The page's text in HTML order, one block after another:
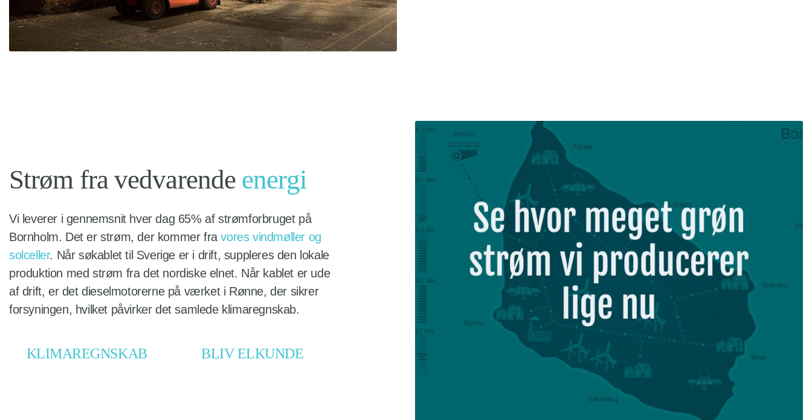
Strøm fra vedvarende energi
Vi leverer i gennemsnit hver dag 65% af strømforbruget på
Bornholm. Det er strøm, der kommer fravores vindmøller og
solceller. Når søkablet til Sverige er i drift, suppleres den lokale
produktion med strøm fra det nordiske elnet. Når kablet er ude
af drift, er det dieselmotorerne på værket i Rønne, der sikrer
forsyningen, hvilket påvirker det samlede klimaregnskab.
KLIMAREGNSKAB BLIV ELKUNDE